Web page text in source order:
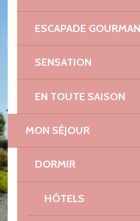
ESCAPADE
SENSATION
EN TOUTE SAISON
MON SÉJOUR
DORMIR
HÔTELS